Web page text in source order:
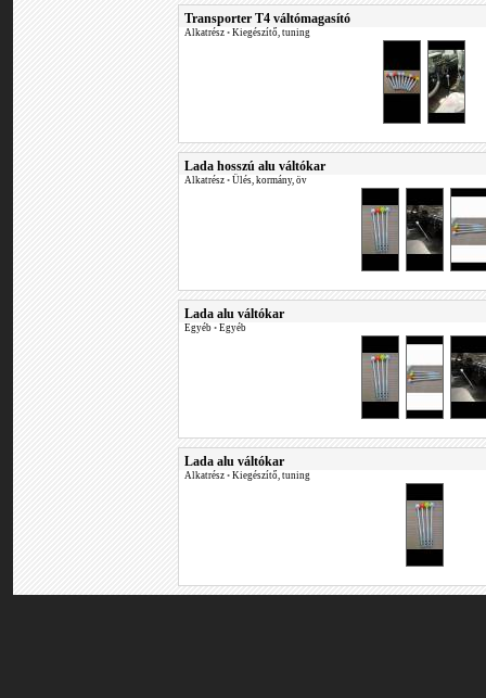
Transporter T4 váltómagasító
Alkatrész • Kiegészítő, tuning
Lada hosszú alu váltókar
Alkatrész • Ülés, kormány, öv
Lada alu váltókar
Egyéb • Egyéb
Lada alu váltókar
Alkatrész • Kiegészítő, tuning